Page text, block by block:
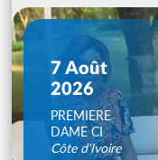
7 Août
2026
PREMIERE
DAME CI
Côte d'Ivoire